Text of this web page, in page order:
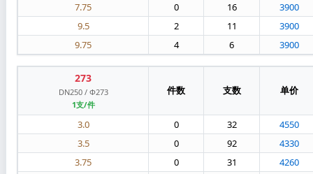
7.75
0 16
3900
9.5
2 11
3900
9.75
4 6 3900
273
DN250 / Φ273
1支/件
件数 支数 单价
3.0 0 32
4550
3.5
0 92
4330
3.75
0 31
4260